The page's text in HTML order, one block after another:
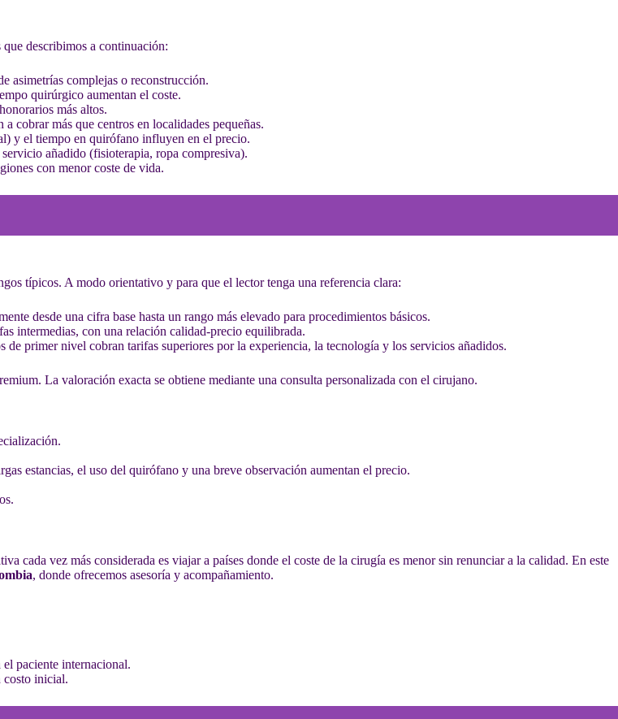
describimos a continuación:
asimetrías complejas o reconstrucción.
quirúrgico aumentan el coste.
más altos.
cobrar más que centros en localidades pequeñas.
y el tiempo en quirófano influyen en el precio.
añadido (fisioterapia, ropa compresiva).
con menor coste de vida.
típicos. A modo orientativo y para que el lector tenga una referencia clara:
desde una cifra base hasta un rango más elevado para procedimientos básicos.
intermedias, con una relación calidad-precio equilibrada.
primer nivel cobran tarifas superiores por la experiencia, la tecnología y los servicios añadidos.
La valoración exacta se obtiene mediante una consulta personalizada con el cirujano.
estancias, el uso del quirófano y una breve observación aumentan el precio.
cada vez más considerada es viajar a países donde el coste de la cirugía es menor sin renunciar a la calidad. En este
, donde ofrecemos asesoría y acompañamiento.
paciente internacional.
costo inicial.